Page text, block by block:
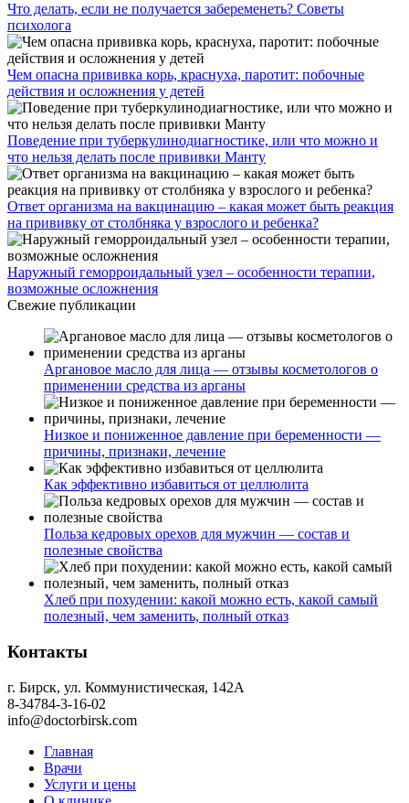
Что делать, если не получается забеременеть? Советы
психолога
Чем опасна прививка корь, краснуха, паротит: побочные
действия и осложнения у детей
Поведение при туберкулинодиагностике, или что можно и
что нельзя делать после прививки Манту
Ответ организма на вакцинацию – какая может быть реакция
на прививку от столбняка у взрослого и ребенка?
Наружный геморроидальный узел – особенности терапии,
возможные осложнения
Свежие публикации
Аргановое масло для лица — отзывы косметологов о
применении средства из арганы
Низкое и пониженное давление при беременности —
причины, признаки, лечение
Как эффективно избавиться от целлюлита
Польза кедровых орехов для мужчин — состав и
полезные свойства
Хлеб при похудении: какой можно есть, какой самый
полезный, чем заменить, полный отказ
Контакты
г. Бирск, ул. Коммунистическая, 142А
8-34784-3-16-02
info@doctorbirsk.com
Главная
Врачи
Услуги и цены